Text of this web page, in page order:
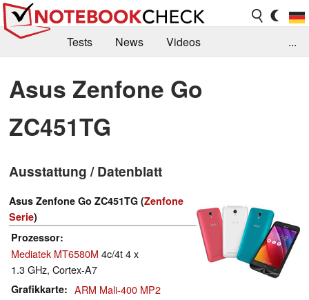
Tests News
Videos
Kaufberatung
Deals Suche
Forum
...
Asus Zenfone Go
ZC451TG
Ausstattung / Datenblatt
Asus Zenfone Go ZC451TG (Zenfone
Serie)
Prozessor
Mediatek MT6580M 4c/4t 4 x
1.3 GHz, Cortex-A7
Grafikkarte ARM Mali-400 MP2